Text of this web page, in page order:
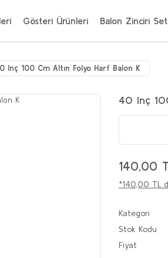
Gösteri Ürünleri Balon Zinciri
Inç 100 Cm Altın Folyo Harf Balon K
40 Inç
140,00
*140,00 TL
Kategori
Stok Kodu
Fiyat